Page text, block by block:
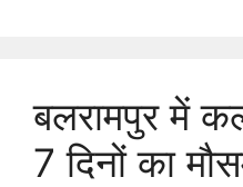
बलरामपुर में
7 दिनों का